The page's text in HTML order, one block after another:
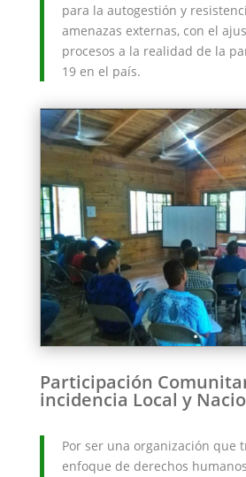
para la autogestión y
amenazas externas, con el
procesos a la realidad de la
19 en el país.
Participación
incidencia Local y
Por ser una organización que
enfoque de derechos